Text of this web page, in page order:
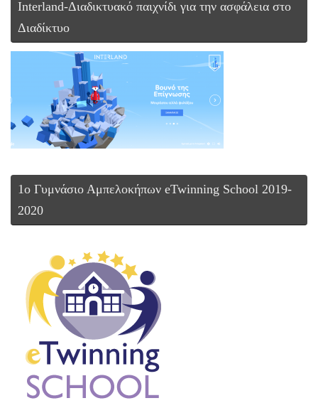
Interland-Διαδικτυακό παιχνίδι για την ασφάλεια στο
Διαδίκτυο
1ο Γυμνάσιο Αμπελοκήπων eTwinning School 2019-
2020